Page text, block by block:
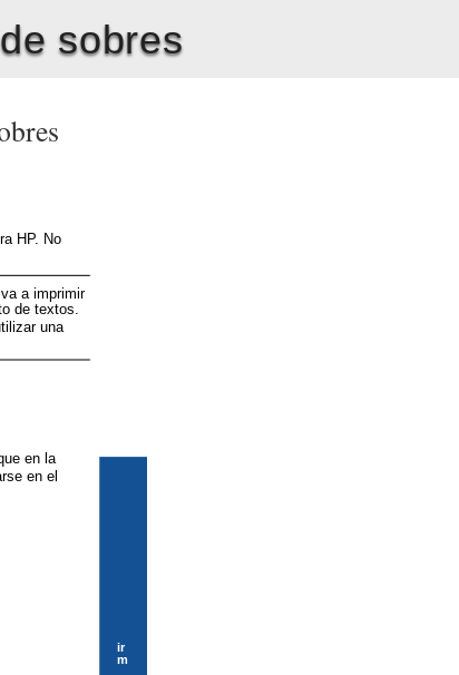
sobres
HP. No
a imprimir
de textos.
una
en la
en el
m
ir